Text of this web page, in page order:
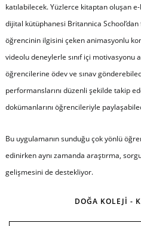
katılabilecek. Yüzlerce kitaptan oluşan
dijital kütüphanesi Britannica
öğrencinin ilgisini çeken animasyonlu
videolu deneylerle sınıf içi motivasyonu
öğrencilerine ödev ve sınav
performanslarını düzenli şekilde takip
dokümanlarını öğrencileriyle
Bu uygulamanın sunduğu çok yönlü
edinirken aynı zamanda araştırma,
gelişmesini de destekliyor.
DOĞA KOLEJİ -